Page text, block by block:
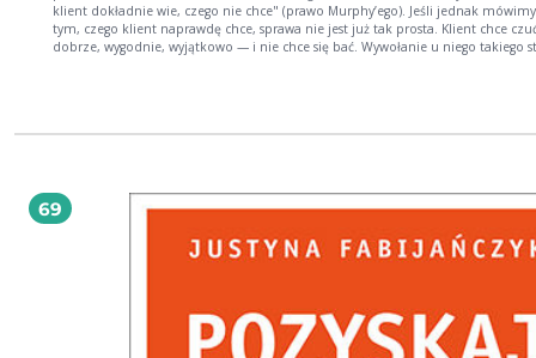
klient dokładnie wie, czego nie chce" (prawo Murphy’ego). Jeśli jednak
tym, czego klient naprawdę chce, sprawa nie jest już tak prosta. Klient chce
dobrze, wygodnie, wyjątkowo — i nie chce się bać. Wywołanie u niego takiego
rozpoznać potrzeby klienta i dotrzeć do tych, które przekładają się na
megatrendami i faktycznymi potrzebami nabywców Twoich produktów. To
przeszkodami, więc czas na rozgrzewkę: Dlaczego consumer insight robi tak
oszałamiającą karierę? Czy pomagać klientowi w podejmowaniu
decyzji? Jak sprzedawać wspaniałe samopoczucie? Do którego momentu
swoje portfolio produktowe?
69